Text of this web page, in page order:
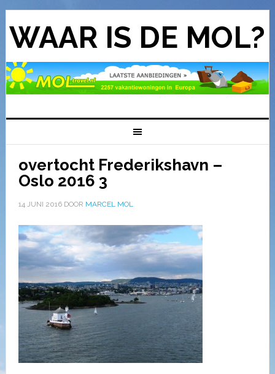
WAAR IS DE MOL?
overtocht Frederikshavn –
Oslo 2016 3
14 JUNI 2016DOOR MARCEL MOL